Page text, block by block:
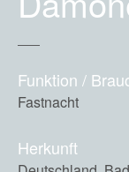
Funktion /
Fastnacht
Herkunft